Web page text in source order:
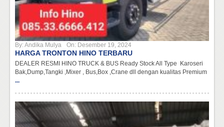
By:Andika Mulya On: Desember 19, 2024
HARGA TRONTON HINO TERBARU
DEALER RESMI HINO TRUCK & BUS Ready Stock All Type Karoseri
Bak,Dump,Tangki ,Mixer , Bus,Box ,Crane dll dengan kualitas Premium
...